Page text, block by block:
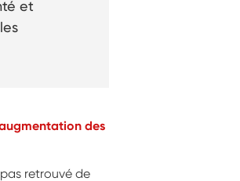
et
des
retrouvé de